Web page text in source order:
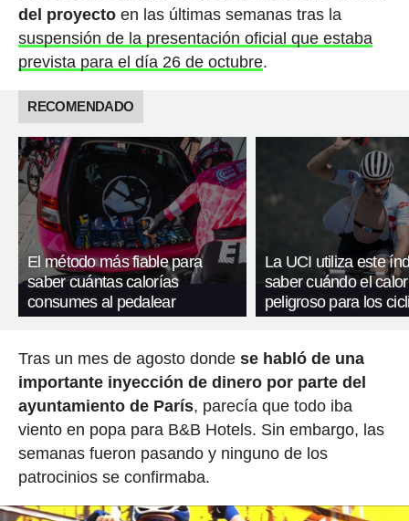
del proyectoen las últimas semanas tras la
suspensión de la presentación oficial que estaba
prevista para el día 26 de octubre.
RECOMENDADO
El método más fiable para
saber cuántas calorías
consumes al pedalear
La UCI utiliza este
saber cuándo el
peligroso para los
Tras un mes de agosto donde se habló de una
importante inyección de dinero por parte del
ayuntamiento de París, parecía que todo iba
viento en popa para B&B Hotels. Sin embargo, las
semanas fueron pasando y ninguno de los
patrocinios se confirmaba.